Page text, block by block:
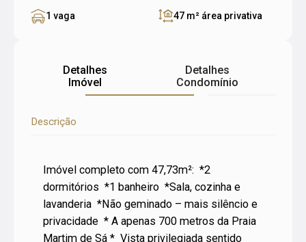
1 vaga 47 m² área privativa
Detalhes
Imóvel
Detalhes
Condomínio
Descrição
Imóvel completo com 47,73m²: *2
dormitórios *1 banheiro *Sala, cozinha e
lavanderia *Não geminado – mais silêncio e
privacidade * A apenas 700 metros da Praia
Martim de Sá * Vista privilegiada sentido